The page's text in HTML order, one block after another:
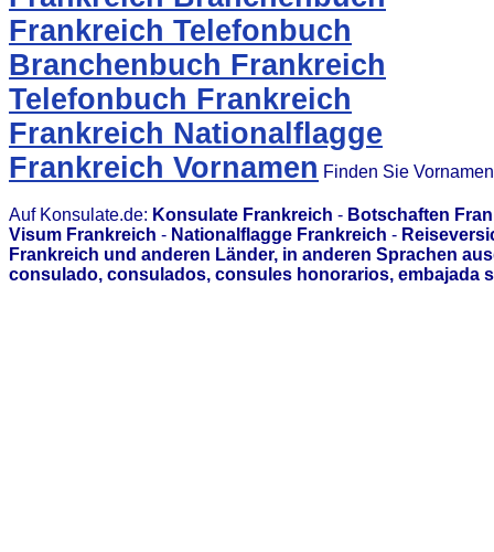
Frankreich Telefonbuch
Branchenbuch Frankreich
Telefonbuch Frankreich
Frankreich Nationalflagge
Frankreich Vornamen Finden Sie
Auf Konsulate.de: Konsulate Frankreich - Botschaften
Visum Frankreich - Nationalflagge Frankreich -
Frankreich und anderen Länder, in anderen Sprachen
consulado, consulados, consules honorarios, embajada